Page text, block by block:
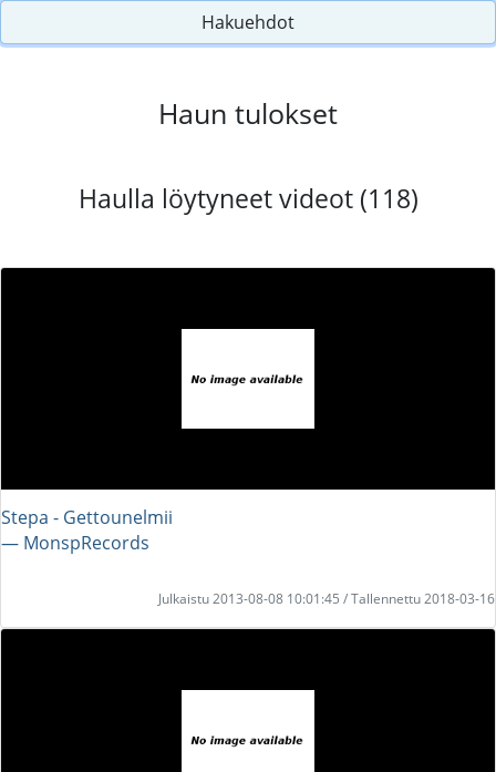
Hakuehdot
Haun tulokset
Haulla löytyneet videot (118)
Stepa - Gettounelmii
― MonspRecords
Julkaistu 2013-08-08 10:01:45 / Tallennettu 2018-03-16